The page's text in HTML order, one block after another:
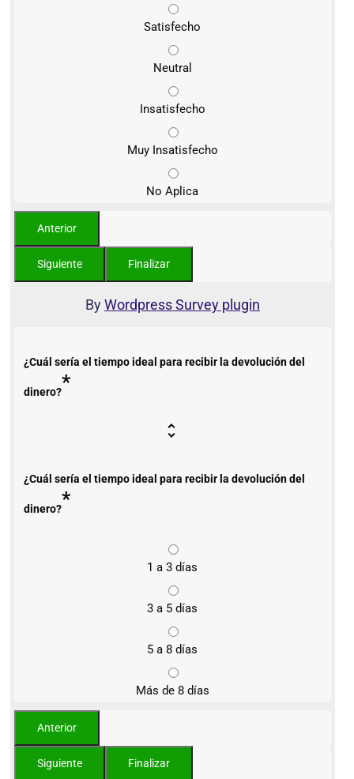
Satisfecho
Neutral
Insatisfecho
Muy Insatisfecho
No Aplica
ByWordpress Survey plugin
¿Cuál sería el tiempo ideal para recibir la devolución del
dinero?*
¿Cuál sería el tiempo ideal para recibir la devolución del
dinero?*
1 a 3 días
3 a 5 días
5 a 8 días
Más de 8 días